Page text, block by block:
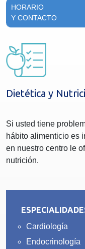
HORARIO
Y CONTACTO
Dietética y
Si usted tiene
hábito alimenticio es
en nuestro centro le
nutrición.
Cardiología
Endocrinología